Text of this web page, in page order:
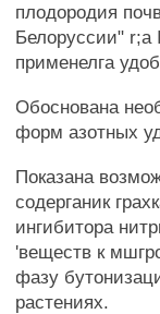
плодородия
Белоруссии" r;a
применелга
Обоснована
форм азотных
Показана
содерганик
ингибитора
'веществ к
фазу
растениях.